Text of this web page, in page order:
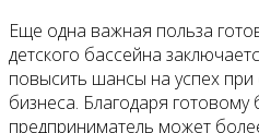
Еще одна важная польза
детского бассейна
повысить шансы на успех при
бизнеса. Благодаря готовому
предприниматель может